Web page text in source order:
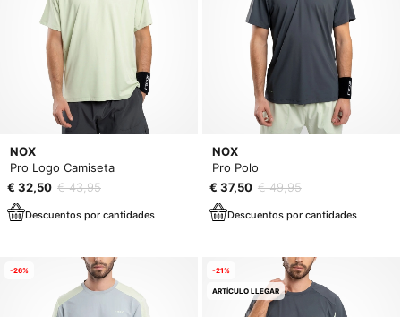
NOX
Pro Logo Camiseta
€ 32,50 € 43,95
Descuentos por cantidades
NOX
Pro Polo
€ 37,50 € 49,95
Descuentos por cantidades
-26% -21%
ARTÍCULO LLEGAR